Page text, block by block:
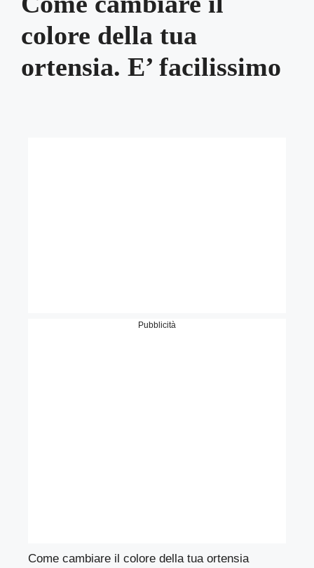
colore della tua
ortensia. E’ facilissimo
Pubblicità
Come cambiare il colore della tua ortensia